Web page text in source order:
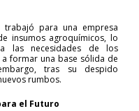
para una empresa
insumos agroquímicos, lo
las necesidades de los
formar una base sólida de
tras su despido
rumbos.
el Futuro